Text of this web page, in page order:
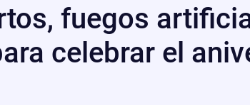
fuegos
celebrar el